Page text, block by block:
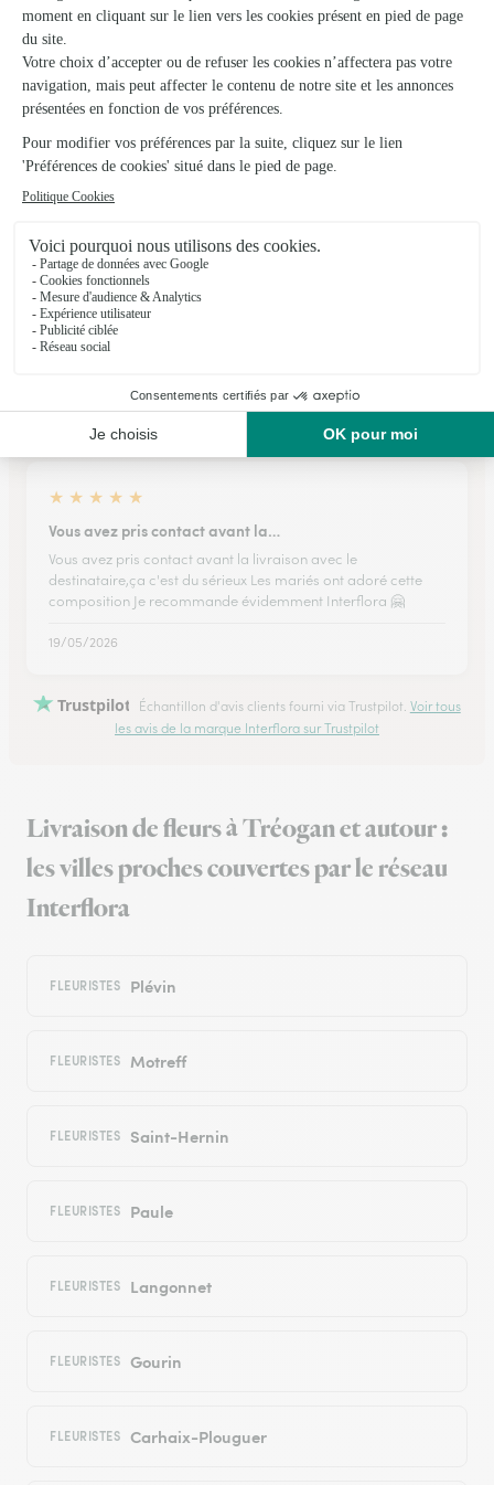
17/04/2026
★ ★ ★ ★ ★
Très bonne expérience
Très bonne expérience
★ ★ ★ ★ ★
Très jolie bouquet malgres le retard de…
Très jolie bouquet malgres le retard de livraison du a la
22/01/2026
★ ★ ★ ★ ★
Vous avez pris contact avant la…
Vous avez pris contact avant la livraison avec le
destinataire,ça c'est du sérieux Les mariés ont adoré cette
composition Je recommande évidemment Interflora 🤗
19/05/2026
Trustpilot Échantillon d'avis clients fourni via Trustpilot. Voir tous
les avis de la marque Interflora sur Trustpilot
Livraison de fleurs à Tréogan et autour :
les villes proches couvertes par le réseau
Interflora
FLEURISTES Plévin
FLEURISTES Motreff
FLEURISTES Saint-Hernin
FLEURISTES Paule
FLEURISTES Langonnet
FLEURISTES Gourin
FLEURISTES Carhaix-Plouguer